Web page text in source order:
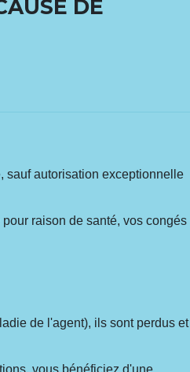
DE
sauf autorisation exceptionnelle
raison de santé, vos congés
de l'agent), ils sont perdus et
vous bénéficiez d'une